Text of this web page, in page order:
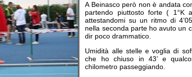
A Beinasco però non è andata
partendo piuttosto forte ( 1°K
attestandomi su un ritmo di
nella seconda parte ho avuto un
dir poco drammatico.
Umidità alle stelle e voglia di
che ho chiuso in 43’ e
chilometro passeggiando.